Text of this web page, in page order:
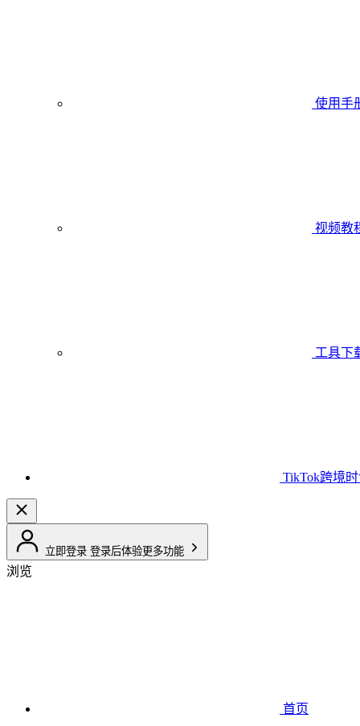
使用手
视频教
工具下
TikTok跨境
立即登录 登录后体验更多功能
浏览
首页